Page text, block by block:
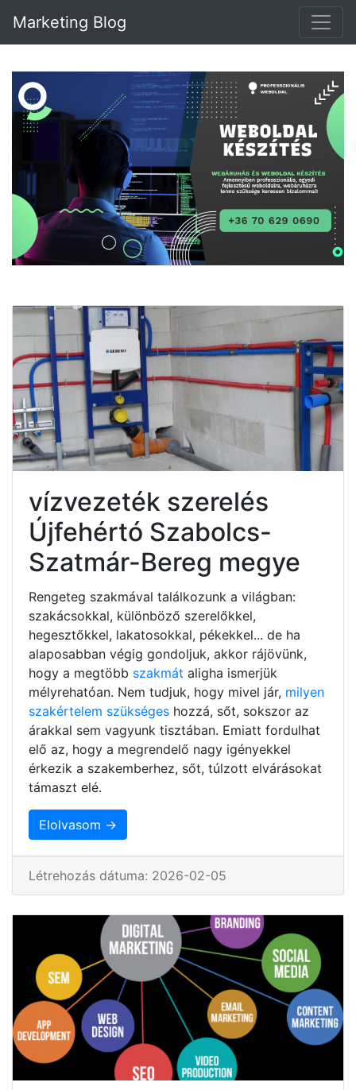
Marketing Blog
vízvezeték szerelés
Újfehértó Szabolcs-
Szatmár-Bereg megye
Rengeteg szakmával találkozunk a világban:
szakácsokkal, különböző szerelőkkel,
hegesztőkkel, lakatosokkal, pékekkel... de ha
alaposabban végig gondoljuk, akkor rájövünk,
hogy a megtöbb szakmát aligha ismerjük
mélyrehatóan. Nem tudjuk, hogy mivel jár, milyen
szakértelem szükséges hozzá, sőt, sokszor az
árakkal sem vagyunk tisztában. Emiatt fordulhat
elő az, hogy a megrendelő nagy igényekkel
érkezik a szakemberhez, sőt, túlzott elvárásokat
támaszt elé.
Elolvasom →
Létrehozás dátuma: 2026-02-05